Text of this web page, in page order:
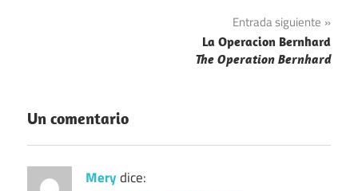
Entrada siguiente
La Operacion Bernhard
The Operation Bernhard
Un comentario
Merydice: